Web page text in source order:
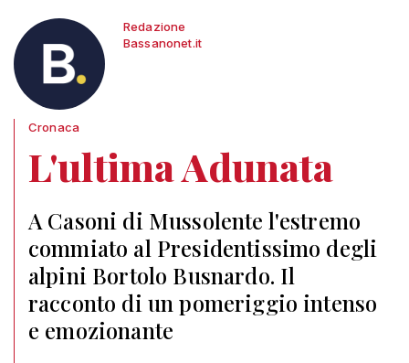
Redazione
Bassanonet.it
Cronaca
L'ultima Adunata
A Casoni di Mussolente l'estremo
commiato al Presidentissimo degli
alpini Bortolo Busnardo. Il
racconto di un pomeriggio intenso
e emozionante